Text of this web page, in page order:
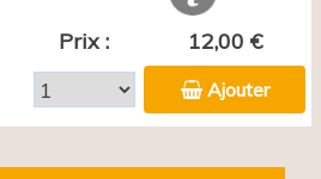
Prix : 12,00 €
Ajouter